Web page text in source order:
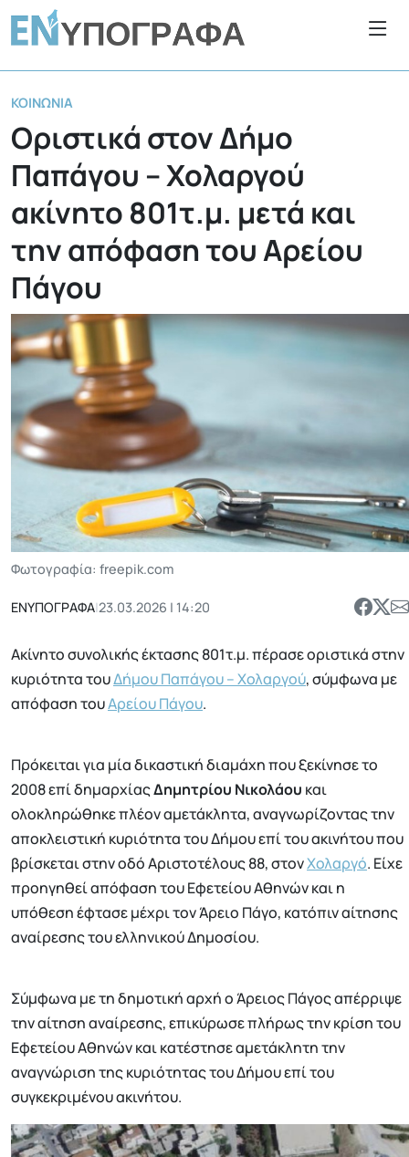
ΚΟΙΝΩΝΊΑ
Οριστικά στον Δήμο
Παπάγου – Χολαργού
ακίνητο 801τ.μ. μετά και
την απόφαση του Αρείου
Πάγου
Φωτογραφία: freepik.com
ΕΝΥΠΟΓΡΑΦΑ|23.03.2026 | 14:20
Ακίνητο συνολικής έκτασης 801τ.μ. πέρασε οριστικά στην
κυριότητα τουΔήμου Παπάγου – Χολαργού, σύμφωνα με
απόφαση τουΑρείου Πάγου.
Πρόκειται για μία δικαστική διαμάχη που ξεκίνησε το
2008 επί δημαρχίαςΔημητρίου Νικολάου και
ολοκληρώθηκε πλέον αμετάκλητα, αναγνωρίζοντας την
αποκλειστική κυριότητα του Δήμου επί του ακινήτου που
βρίσκεται στην οδό Αριστοτέλους 88, στονΧολαργό. Είχε
προηγηθεί απόφαση του Εφετείου Αθηνών και η
υπόθεση έφτασε μέχρι τον Άρειο Πάγο, κατόπιν αίτησης
αναίρεσης του ελληνικού Δημοσίου.
Σύμφωνα με τη δημοτική αρχή ο Άρειος Πάγος απέρριψε
την αίτηση αναίρεσης, επικύρωσε πλήρως την κρίση του
Εφετείου Αθηνών και κατέστησε αμετάκλητη την
αναγνώριση της κυριότητας του Δήμου επί του
συγκεκριμένου ακινήτου.